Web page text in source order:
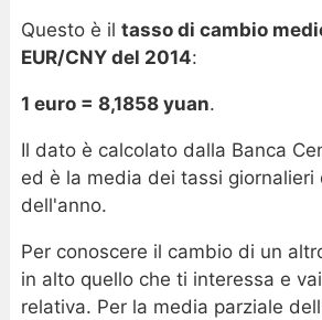
Questo è il tasso di cambio
EUR/CNY del 2014:
1 euro = 8,1858 yuan.
Il dato è calcolato dalla Banca
ed è la media dei tassi giornalieri
dell'anno.
Per conoscere il cambio di un
in alto quello che ti interessa e
relativa. Per la media parziale